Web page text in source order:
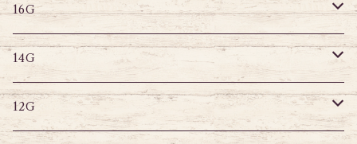
14G
12G
10G
その他
ラブレット
キャプティブリング
ストレートバーベル
デザインバーベル
ラブレット
16G
キャプティブリング
ストレートバーベル
14G
キャプティブリング
12G